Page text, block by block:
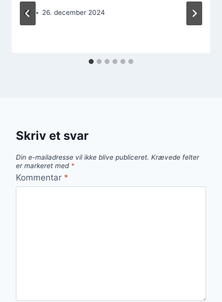
Af 26. december 2024
Skriv et svar
Din e-mailadresse vil ikke blive publiceret. Krævede felter
er markeret med *
Kommentar *